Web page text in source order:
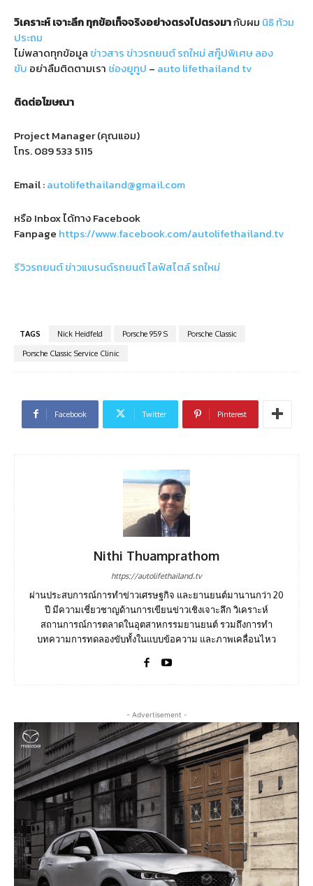
วิเคราะห์เจาะลึกทุกข้อเท็จจริงอย่างตรงไปตรงมากับผม นิธิ ท้วม
ประถม
ไม่พลาดทุกข้อมูล ข่าวสาร ข่าวรถยนต์รถใหม่สกู๊ปพิเศษลอง
ขับ อย่าลืมติดตามเรา ช่องยูทูป – auto lifethailand tv
ติดต่อโฆษณา
Project Manager (คุณแอม)
โทร.089 533 5115
Email :autolifethailand@gmail.com
หรือ Inbox ได้ทาง Facebook
Fanpage https://www.facebook.com/autolifethailand.tv
รีวิวรถยนต์ข่าวแบรนด์รถยนต์ไลฟ์สไตล์รถใหม่
TAGS Nick Heidfeld Porsche 959 S
Porsche Classic
Porsche Classic Service Clinic
Facebook Twitter Pinterest
Nithi Thuamprathom
https://autolifethailand.tv
ผ่านประสบการณ์การทำข่าวเศรษฐกิจ และยานยนต์มานานกว่า 20
ปี มีความเชี่ยวชาญด้านการเขียนข่าวเชิงเจาะลึก วิเคราะห์
สถานการณ์การตลาดในอุตสาหกรรมยานยนต์ รวมถึงการทำ
บทความการทดลองขับทั้งในแบบข้อความ และภาพเคลื่อนไหว
- Advertisement -